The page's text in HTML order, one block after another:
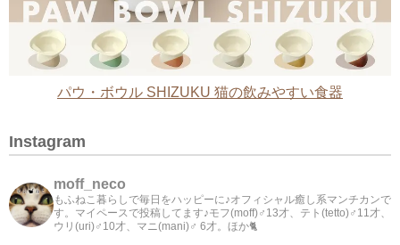
パウ・ボウル SHIZUKU 猫の飲みやすい食器
Instagram
moff_neco
もふねこ暮らしで毎日をハッピーに♪オフィシャル癒し系マンチカンで
す。マイペースで投稿してます♪モフ(moff)♂13才、テト(tetto)♂11才、
ウリ(uri)♂10才、マニ(mani)♂ 6才。ほか🐈